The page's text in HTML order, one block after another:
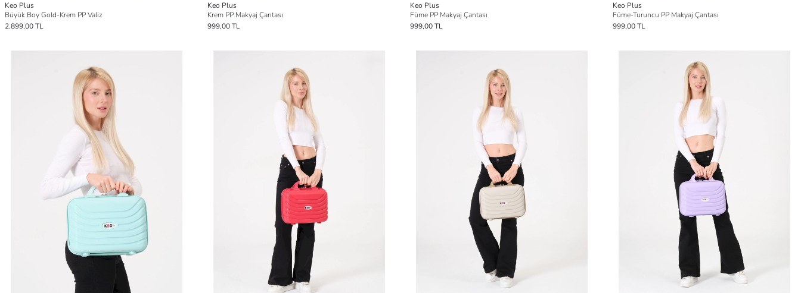
Keo Plus
Büyük Boy Gold-Krem PP Valiz
2.899,00 TL
Keo Plus
Krem PP Makyaj Çantası
999,00 TL
Keo Plus
Füme PP Makyaj Çantası
999,00 TL
Keo Plus
Füme-Turuncu PP Makyaj Çantası
999,00 TL